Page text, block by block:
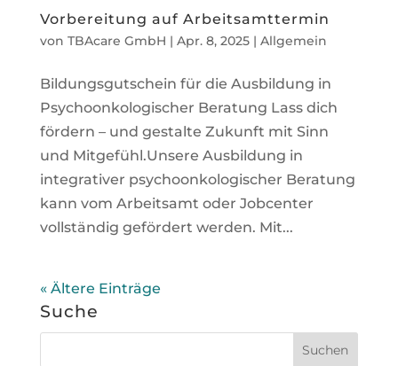
Vorbereitung auf Arbeitsamttermin
von TBAcare GmbH | Apr. 8, 2025| Allgemein
Bildungsgutschein für die Ausbildung in
Psychoonkologischer Beratung Lass dich
fördern – und gestalte Zukunft mit Sinn
und Mitgefühl.Unsere Ausbildung in
integrativer psychoonkologischer Beratung
kann vom Arbeitsamt oder Jobcenter
vollständig gefördert werden. Mit...
« Ältere Einträge
Suche